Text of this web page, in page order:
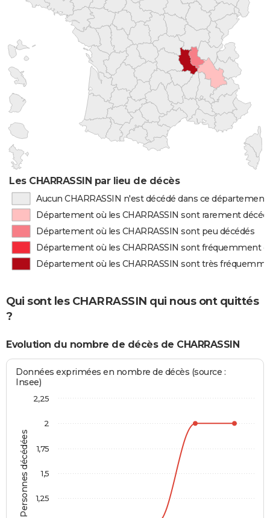
Les CHARRASSIN par lieu de décès
Aucun CHARRASSIN n'est décédé dans ce département
Département où les CHARRASSIN sont rarement
Département où les CHARRASSIN sont peu décédés
Département où les CHARRASSIN sont fréquemment
Département où les CHARRASSIN sont très
Qui sont les CHARRASSIN qui nous ont quittés
?
Evolution du nombre de décès de CHARRASSIN
Personnes décédées
Données exprimées en nombre de décès (source :
Insee)
1,25
1,5
1,75
2
2,25